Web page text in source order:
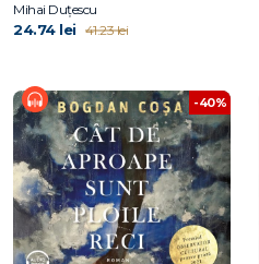
Mihai Duțescu
24.74 lei 41.23 lei
-40%